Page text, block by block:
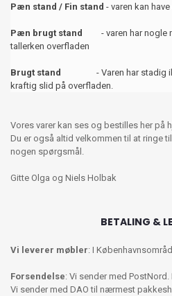
Pæn stand / Fin stand - varen kan
Pæn brugt stand
- varen har nogle
tallerken overfladen
Brugt stand
- Varen har stadig
kraftig slid på overfladen.
Vores varer kan ses og bestilles her på
Du er også altid velkommen til at ringe
nogen spørgsmål.
Gitte Olga og Niels Holbak
BETALING &
Vi leverer møbler: I
Forsendelse: Vi sender med PostNord.
Vi sender med DAO til nærmest